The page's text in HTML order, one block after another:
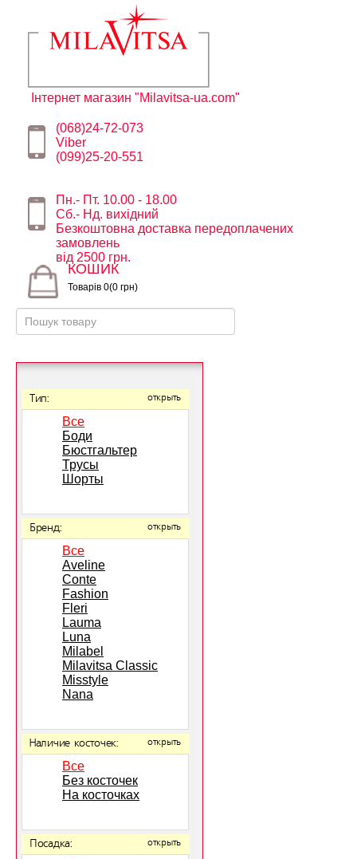
Інтернет магазин "Milavitsa-ua.com"
(068)24-72-073
Viber
(099)25-20-551
Пн.- Пт. 10.00 - 18.00
Сб.- Нд. вихідний
Безкоштовна доставка передоплачених
замовлень
від 2500 грн.
КОШИК
Товарів 0(0 грн)
Тип: открыть
Все
Боди
Бюстгальтер
Трусы
Шорты
Бренд: открыть
Все
Aveline
Conte
Fashion
Fleri
Lauma
Luna
Milabel
Milavitsa Classic
Misstyle
Nana
Наличие косточек: открыть
Все
Без косточек
На косточках
Посадка: открыть